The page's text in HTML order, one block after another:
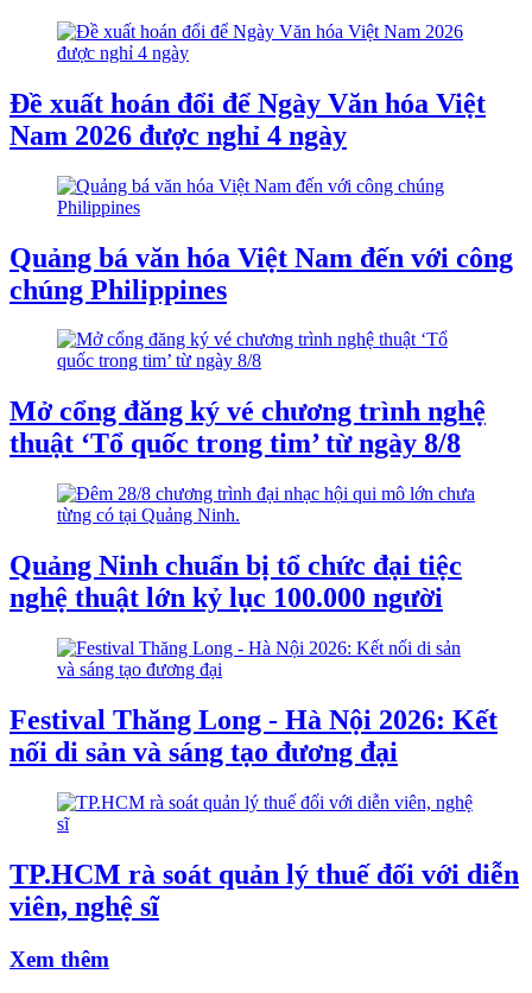
Đề xuất hoán đổi để Ngày Văn hóa Việt
Nam 2026 được nghỉ 4 ngày
Quảng bá văn hóa Việt Nam đến với công
chúng Philippines
Mở cổng đăng ký vé chương trình nghệ
thuật ‘Tổ quốc trong tim’ từ ngày 8/8
Quảng Ninh chuẩn bị tổ chức đại tiệc
nghệ thuật lớn kỷ lục 100.000 người
Festival Thăng Long - Hà Nội 2026: Kết
nối di sản và sáng tạo đương đại
TP.HCM rà soát quản lý thuế đối với diễn
viên, nghệ sĩ
Xem thêm